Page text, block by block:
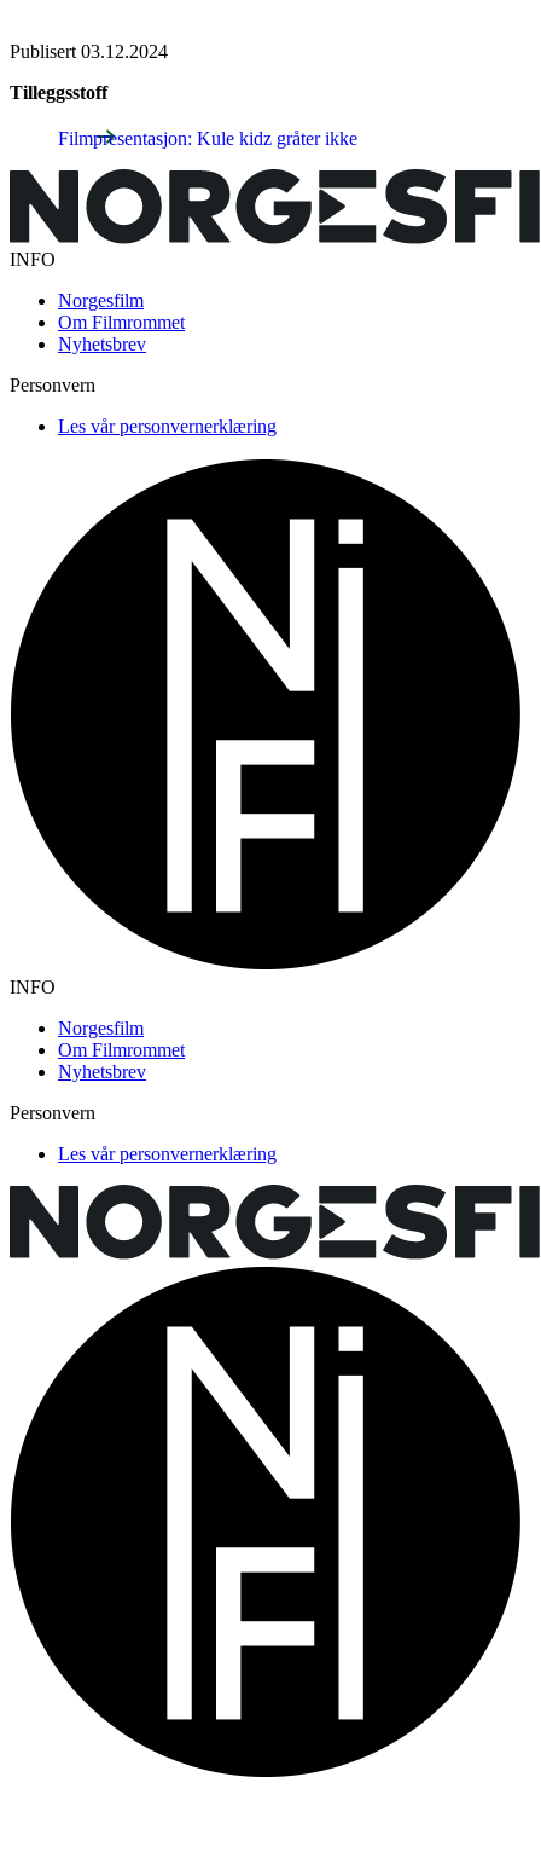
Publisert 03.12.2024
Tilleggsstoff
Filmpresentasjon: Kule kidz gråter ikke
INFO
Norgesfilm
Om Filmrommet
Nyhetsbrev
Personvern
Les vår personvernerklæring
INFO
Norgesfilm
Om Filmrommet
Nyhetsbrev
Personvern
Les vår personvernerklæring